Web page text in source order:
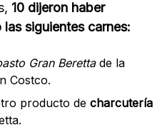
10 dijeron haber
siguientes carnes:
Gran Berettade la
Costco.
producto de charcutería